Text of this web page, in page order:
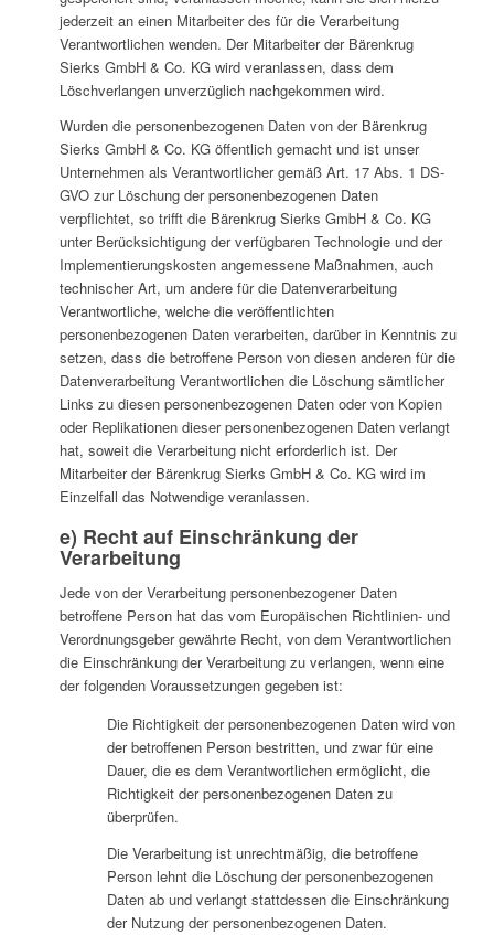
jederzeit an einen Mitarbeiter des für die Verarbeitung
Verantwortlichen wenden. Der Mitarbeiter der Bärenkrug
Sierks GmbH & Co. KG wird veranlassen, dass dem
Löschverlangen unverzüglich nachgekommen wird.
Wurden die personenbezogenen Daten von der Bärenkrug
Sierks GmbH & Co. KG öffentlich gemacht und ist unser
Unternehmen als Verantwortlicher gemäß Art. 17 Abs. 1 DS-
GVO zur Löschung der personenbezogenen Daten
verpflichtet, so trifft die Bärenkrug Sierks GmbH & Co. KG
unter Berücksichtigung der verfügbaren Technologie und der
Implementierungskosten angemessene Maßnahmen, auch
technischer Art, um andere für die Datenverarbeitung
Verantwortliche, welche die veröffentlichten
personenbezogenen Daten verarbeiten, darüber in Kenntnis zu
setzen, dass die betroffene Person von diesen anderen für die
Datenverarbeitung Verantwortlichen die Löschung sämtlicher
Links zu diesen personenbezogenen Daten oder von Kopien
oder Replikationen dieser personenbezogenen Daten verlangt
hat, soweit die Verarbeitung nicht erforderlich ist. Der
Mitarbeiter der Bärenkrug Sierks GmbH & Co. KG wird im
Einzelfall das Notwendige veranlassen.
e) Recht auf Einschränkung der
Verarbeitung
Jede von der Verarbeitung personenbezogener Daten
betroffene Person hat das vom Europäischen Richtlinien- und
Verordnungsgeber gewährte Recht, von dem Verantwortlichen
die Einschränkung der Verarbeitung zu verlangen, wenn eine
der folgenden Voraussetzungen gegeben ist:
Die Richtigkeit der personenbezogenen Daten wird von
der betroffenen Person bestritten, und zwar für eine
Dauer, die es dem Verantwortlichen ermöglicht, die
Richtigkeit der personenbezogenen Daten zu
überprüfen.
Die Verarbeitung ist unrechtmäßig, die betroffene
Person lehnt die Löschung der personenbezogenen
Daten ab und verlangt stattdessen die Einschränkung
der Nutzung der personenbezogenen Daten.